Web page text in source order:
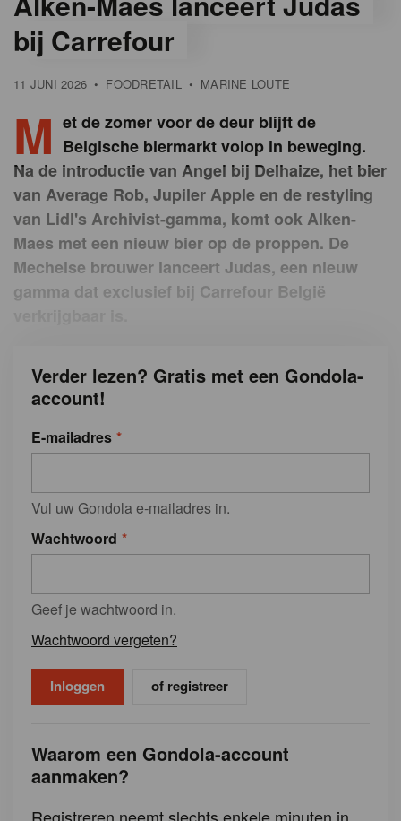
bij Carrefour
11 JUNI 2026 • FOODRETAIL • MARINE LOUTE
M et de zomer voor de deur blijft de
Belgische biermarkt volop in beweging.
Na de introductie van Angel bij Delhaize, het bier
van Average Rob, Jupiler Apple en de restyling
van Lidl's Archivist-gamma, komt ook Alken-
Maes met een nieuw bier op de proppen. De
Mechelse brouwer lanceert Judas, een nieuw
gamma dat exclusief bij Carrefour België
Verder lezen? Gratis met een Gondola-
account!
E-mailadres
Vul uw Gondola e-mailadres in.
Wachtwoord
Geef je wachtwoord in.
Wachtwoord vergeten?
of registreer
Waarom een Gondola-account
aanmaken?